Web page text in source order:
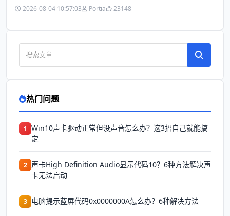
2026-08-04 10:57:03 Portia 23148
热门问题
1 Win10声卡驱动正常但没声音怎么办？这3招自己就能搞
定
2 声卡High Definition Audio显示代码10？6种方法解决声
卡无法启动
3 电脑提示蓝屏代码0x0000000A怎么办？6种解决方法